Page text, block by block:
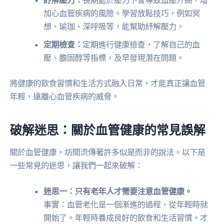
加心血管疾病的風險。學習放鬆技巧，例如冥
想、瑜珈、深呼吸等，能幫助紓解壓力。
定期檢查： 定期進行健康檢查，了解自己的血
壓、膽固醇等指標，及早發現潛在問題。
將健康的飲食習慣和生活方式融入日常，才能真正讓血管
年輕，遠離心血管疾病的威脅。
破解迷思：關於血管健康的常見誤解
關於血管健康，坊間流傳著許多似是而非的說法。以下是
一些常見的迷思，讓我們一起來破解：
迷思一：只有老年人才需要注意血管健康。
事實：血管老化是一個漸進的過程，從年輕時就
開始了。年輕時養成良好的飲食和生活習慣，才